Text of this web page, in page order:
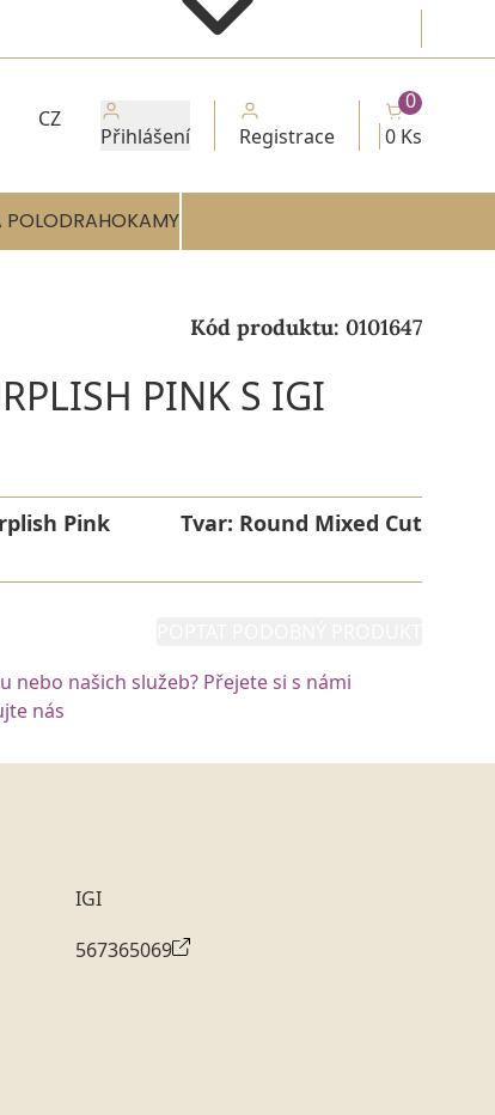
CZ
Přihlášení Registrace 0 Ks
0
Kód produktu: 0101647
PINK S IGI
Pink Tvar: Round Mixed Cut
našich služeb? Přejete si s námi
nás
IGI
567365069